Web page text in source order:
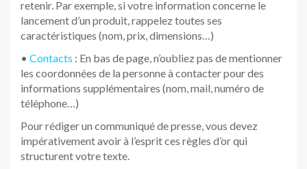
retenir. Par exemple, si votre information concerne le
lancement d’un produit, rappelez toutes ses
caractéristiques (nom, prix, dimensions…)
• Contacts : En bas de page, n’oubliez pas de mentionner
les coordonnées de la personne à contacter pour des
informations supplémentaires (nom, mail, numéro de
téléphone…)
Pour rédiger un communiqué de presse, vous devez
impérativement avoir à l’esprit ces règles d’or qui
structurent votre texte.